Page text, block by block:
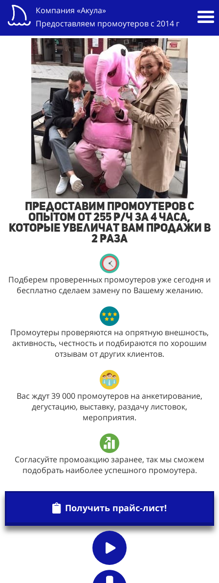
Компания «Акула»
Предоставляем промоутеров с 2014 г
Предоставим промоутеров с
опытом от 255 р/ч за 4 часа,
которые увеличат Вам продажи в
2 раза
Подберем проверенных промоутеров уже сегодня и
бесплатно сделаем замену по Вашему желанию.
Промоутеры проверяются на опрятную внешность,
активность, честность и подбираются по хорошим
отзывам от других клиентов.
Вас ждут 39 000 промоутеров на анкетирование,
дегустацию, выставку, раздачу листовок,
мероприятия.
Согласуйте промоакцию заранее, так мы сможем
подобрать наиболее успешного промоутера.
Получить прайс-лист!